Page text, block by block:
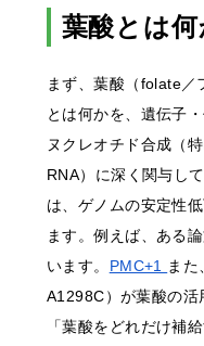
葉酸とは
まず、葉酸（folate／
とは何かを、遺伝子
ヌクレオチド合成（
RNA）に深く関与して
は、ゲノムの安定性
ます。例えば、ある
います。 PMC+1
ま
A1298C）が葉酸の活
「葉酸をどれだけ補